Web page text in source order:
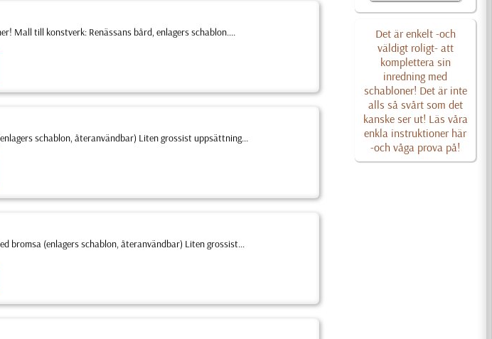
Det är enkelt -och
väldigt roligt- att
komplettera sin
inredning med
schabloner! Det är inte
alls så svårt som det
kanske ser ut! Läs våra
enkla instruktioner här
-och våga prova på!
Mall till konstverk: Renässans bård, enlagers schablon....
schablon, återanvändbar) Liten grossist uppsättning...
bromsa (enlagers schablon, återanvändbar) Liten grossist...